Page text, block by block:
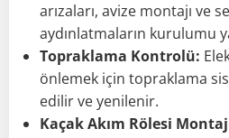
arızaları, avize montajı ve
aydınlatmaların kurulumu
Topraklama Kontrolü:
önlemek için topraklama
edilir ve yenilenir.
Kaçak Akım Rölesi